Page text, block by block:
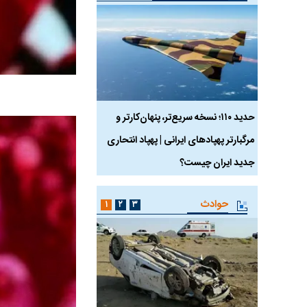
حدید ۱۱۰؛ نسخه سریع‌تر، پنهان‌کارتر و
مرگبارتر پهپادهای ایرانی | پهپاد انتحاری
جدید ایران چیست؟
هواپیمای مرموز E-11A BACN چیست؟
حوادث ۱ ۲ ۳